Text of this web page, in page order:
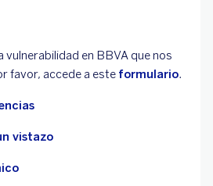
vulnerabilidad en BBVA que nos
favor, accede a este formulario.
vistazo